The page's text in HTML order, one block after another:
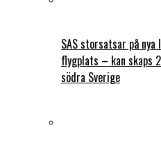
SAS storsatsar på nya
flygplats – kan skaps
södra Sverige